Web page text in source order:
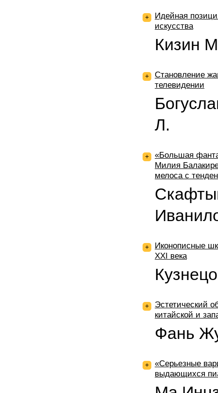
+
Идейная
искусства
Кизин
+
Становление
телевидении
Л.
+
«Большая
Милия
мелоса с
+
Иконописные
XXI века
+
Эстетический
китайской и
Фань
+
«Серьезные
выдающихся